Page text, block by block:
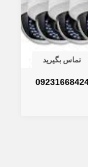
تماس بگیرید